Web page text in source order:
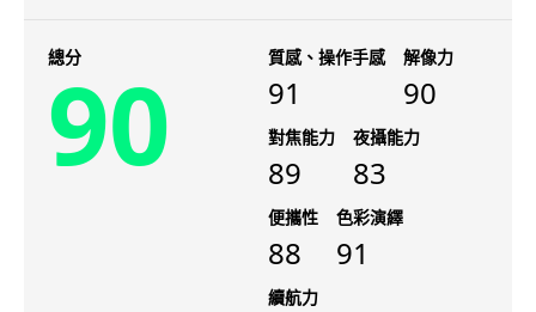
總分
90 質感、操作手感
91
解像力
90
對焦能力
89
夜攝能力
83
便攜性
88
色彩演繹
91
續航力